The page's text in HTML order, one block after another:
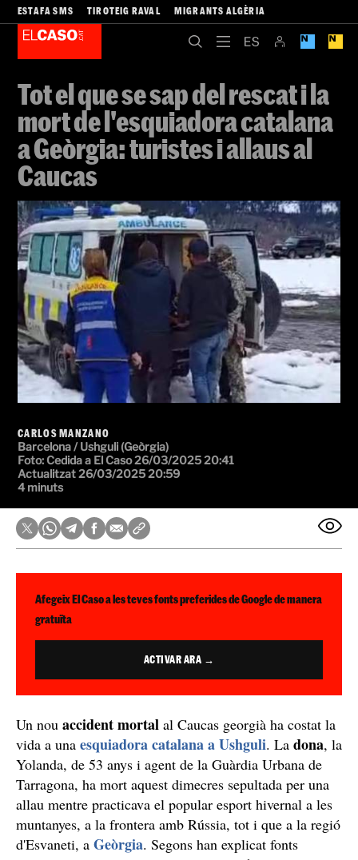
ESTAFA SMS TIROTEIG RAVAL MIGRANTS ALGÈRIA
Tot el que se sap del rescat i la
mort de l'esquiadora catalana
a Geòrgia: turistes i allaus al
Caucas
CARLOS MANZANO
Barcelona / Ushguli (Geòrgia)
Foto: Cedida a El Caso26/03/2025 20:41
Actualitzat 26/03/2025 20:59
4 minuts
Afegeix El Caso a les teves fonts preferides de Google de manera
gratuïta
ACTIVAR ARA →
Un nou accident mortal al Caucas georgià ha costat la
vida a una esquiadora catalana a Ushguli. La dona, la
Yolanda, de 53 anys i agent de la Guàrdia Urbana de
Tarragona, ha mort aquest dimecres sepultada per una
allau mentre practicava el popular esport hivernal a les
muntanyes, a la frontera amb Rússia, tot i que a la regió
d'Esvaneti, a Geòrgia. Segons han explicat fonts